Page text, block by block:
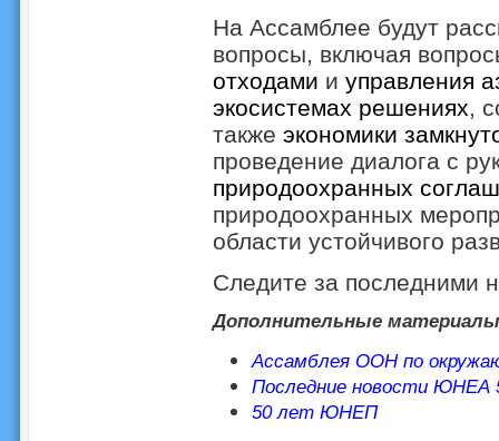
На Ассамблее будут
вопросы, включая
отходами и управления
экосистемах решениях,
также экономики
проведение диалога с
природоохранных
природоохранных
области устойчивого
Следите за
Дополнительные материалы
Ассамблея ООН по
Последние новости
50 лет ЮНЕП